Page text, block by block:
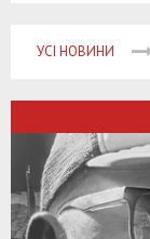
УСІ НОВИНИ